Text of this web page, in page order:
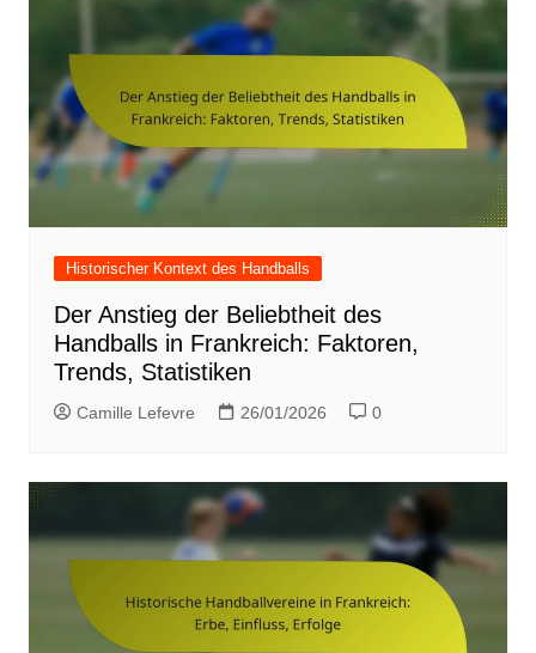
Historischer Kontext des Handballs
Der Anstieg der Beliebtheit des
Handballs in Frankreich: Faktoren,
Trends, Statistiken
Camille Lefevre 26/01/2026 0